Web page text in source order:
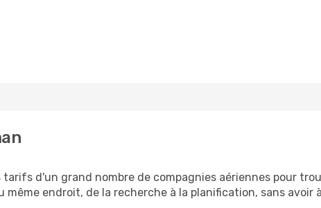
d'un grand nombre de compagnies aériennes pour
endroit, de la recherche à la planification, sans avoir